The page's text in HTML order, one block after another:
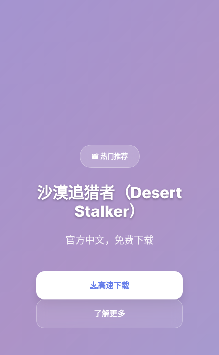
📸 热门推荐
沙漠追猎者（Desert
Stalker）
官方中文，免费下载
高速下载
了解更多